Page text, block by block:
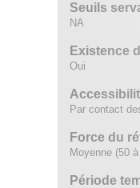
Seuils
NA
Existence
Oui
Par contact
Force du
Moyenne (50
Période